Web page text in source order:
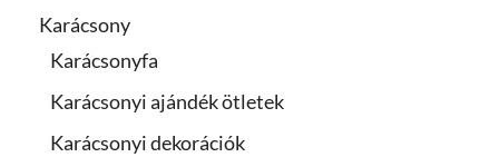
Karácsony
Karácsonyfa
Karácsonyi ajándék ötletek
Karácsonyi dekorációk